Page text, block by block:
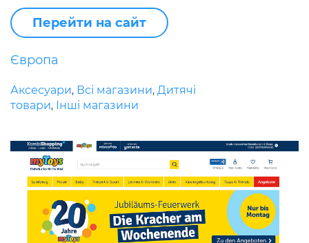
Перейти на сайт
Європа
Аксесуари, Всі магазини, Дитячі
товари, Інші магазини